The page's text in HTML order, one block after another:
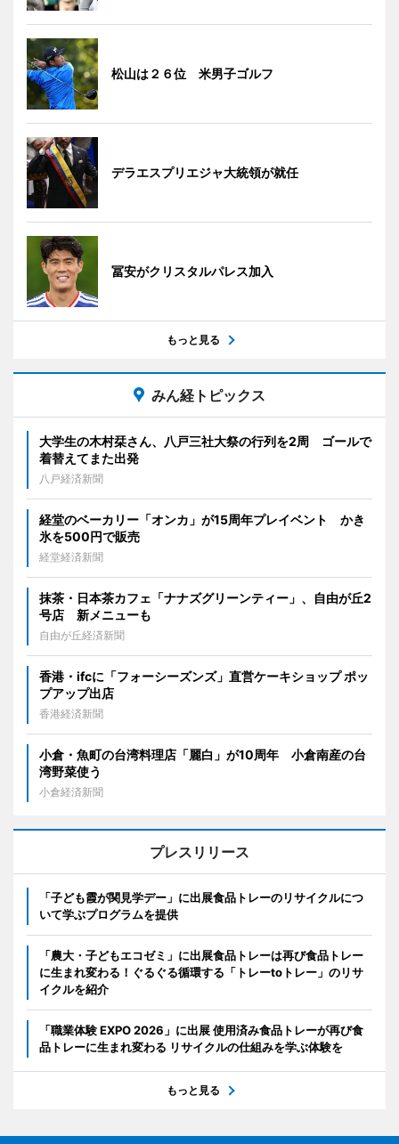
松山は２６位 米男子ゴルフ
デラエスプリエジャ大統領が就任
冨安がクリスタルパレス加入
もっと見る
みん経トピックス
大学生の木村栞さん、八戸三社大祭の行列を2周 ゴールで
着替えてまた出発
八戸経済新聞
経堂のベーカリー「オンカ」が15周年プレイベント かき
氷を500円で販売
経堂経済新聞
抹茶・日本茶カフェ「ナナズグリーンティー」、自由が丘2
号店 新メニューも
自由が丘経済新聞
香港・ifcに「フォーシーズンズ」直営ケーキショップ ポッ
プアップ出店
香港経済新聞
小倉・魚町の台湾料理店「麗白」が10周年 小倉南産の台
湾野菜使う
小倉経済新聞
プレスリリース
「子ども霞が関見学デー」に出展食品トレーのリサイクルにつ
いて学ぶプログラムを提供
「農大・子どもエコゼミ」に出展食品トレーは再び食品トレー
に生まれ変わる！ぐるぐる循環する「トレーtoトレー」のリサ
イクルを紹介
「職業体験 EXPO 2026」に出展 使用済み食品トレーが再び食
品トレーに生まれ変わる リサイクルの仕組みを学ぶ体験を
もっと見る